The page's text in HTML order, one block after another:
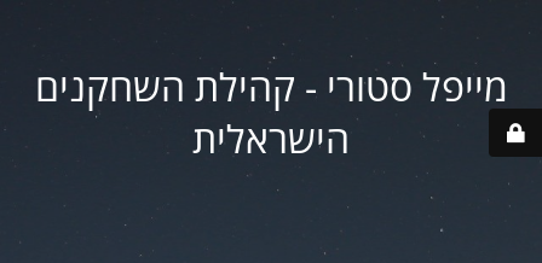
מייפל סטורי - קהילת השחקנים
הישראלית